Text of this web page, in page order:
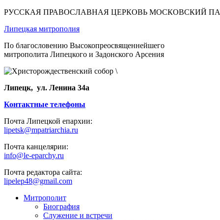
РУССКАЯ ПРАВОСЛАВНАЯ ЦЕРКОВЬ МОСКОВСКИЙ
Липецкая митрополия
По благословению Высокопреосвященнейшего
митрополита Липецкого и Задонского Арсения
Липецк, ул. Ленина 34а
Контактные телефоны
Почта Липецкой епархии:
lipetsk@mpatriarchia.ru
Почта канцелярии:
info@le-eparchy.ru
Почта редактора сайта:
lipelep48@gmail.com
Митрополит
Биография
Служение и встречи